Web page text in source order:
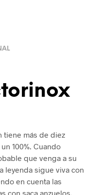
tiene más de diez
100%. Cuando
que venga a su
leyenda sigue viva con
en cuenta las
con saca anzuelos.